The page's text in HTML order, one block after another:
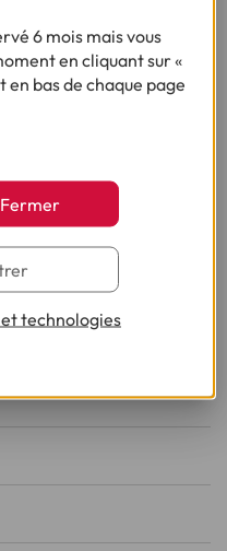
de rachat de crédit.
de crédit en ligne en
6 mois mais vous
en cliquant sur «
bas de chaque page
et technologies